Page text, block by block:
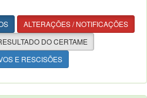
ALTERAÇÕES / NOTIFICAÇÕES
DO CERTAME
E RESCISÕES